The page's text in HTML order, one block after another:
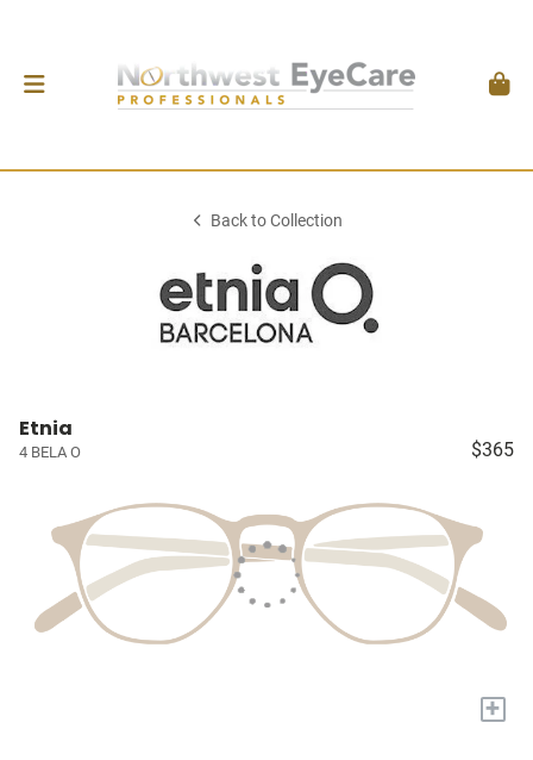
Back to Collection
Etnia
4 BELA O $365
+